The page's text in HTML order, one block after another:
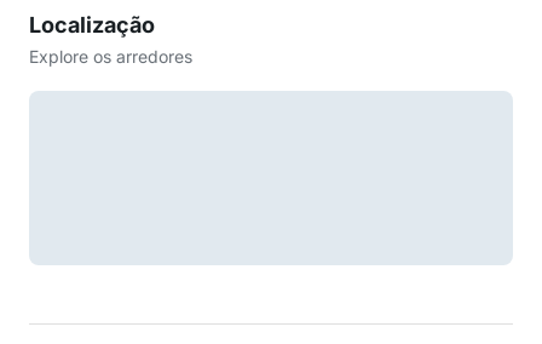
Localização
Explore os arredores